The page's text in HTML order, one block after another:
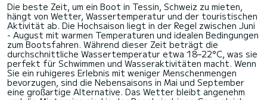
Die beste Zeit, um ein Boot in Tessin, Schweiz zu mieten,
hängt von Wetter, Wassertemperatur und der touristischen
Aktivität ab. Die Hochsaison liegt in der Regel zwischen Juni
- August mit warmen Temperaturen und idealen Bedingungen
zum Bootsfahren. Während dieser Zeit beträgt die
durchschnittliche Wassertemperatur etwa 18–22°C, was sie
perfekt für Schwimmen und Wasseraktivitäten macht. Wenn
Sie ein ruhigeres Erlebnis mit weniger Menschenmengen
bevorzugen, sind die Nebensaisons in Mai und September
eine großartige Alternative. Das Wetter bleibt angenehm